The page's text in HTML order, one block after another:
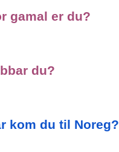
gamal er du?
du?
kom du til Noreg?